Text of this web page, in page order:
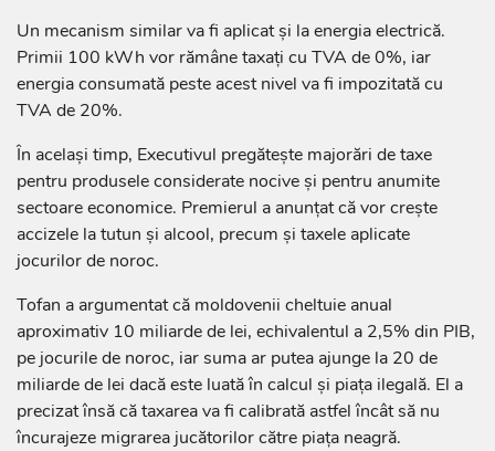
Un mecanism similar va fi aplicat și la energia electrică.
Primii 100 kWh vor rămâne taxați cu TVA de 0%, iar
energia consumată peste acest nivel va fi impozitată cu
TVA de 20%.
În același timp, Executivul pregătește majorări de taxe
pentru produsele considerate nocive și pentru anumite
sectoare economice. Premierul a anunțat că vor crește
accizele la tutun și alcool, precum și taxele aplicate
jocurilor de noroc.
Tofan a argumentat că moldovenii cheltuie anual
aproximativ 10 miliarde de lei, echivalentul a 2,5% din PIB,
pe jocurile de noroc, iar suma ar putea ajunge la 20 de
miliarde de lei dacă este luată în calcul și piața ilegală. El a
precizat însă că taxarea va fi calibrată astfel încât să nu
încurajeze migrarea jucătorilor către piața neagră.